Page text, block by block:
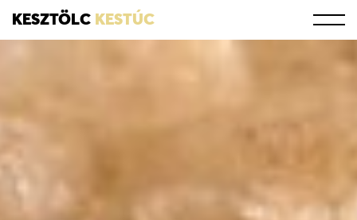
KESZTÖLC KESTÚC